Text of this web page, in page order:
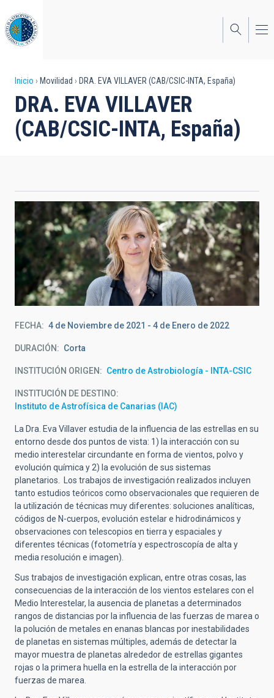
al
contenido
principal
Sobrescribir
enlaces
de
la
navegación
Inicio Movilidad DRA. EVA VILLAVER (CAB/CSIC-INTA, España)
DRA. EVA VILLAVER
(CAB/CSIC-INTA, España)
FECHA 4 de Noviembre de 2021 - 4 de Enero de 2022
DURACIÓN Corta
INSTITUCIÓN ORIGEN Centro de Astrobiología - INTA-CSIC
INSTITUCIÓN DE DESTINO
Instituto de Astrofísica de Canarias (IAC)
La Dra. Eva Villaverestudia de la influencia de las estrellas en su
entorno desde dos puntos de vista: 1) la interacción con su
medio interestelar circundante en forma de vientos, polvo y
evolución química y 2) la evolución de sus sistemas
planetarios. Los trabajos de investigación realizados incluyen
tanto estudios teóricos como observacionales que requieren de
la utilización de técnicas muy diferentes: soluciones analíticas,
códigos de N-cuerpos, evolución estelar e hidrodinámicos y
observaciones con telescopios en tierra y espaciales y
diferentes técnicas (fotometría y espectroscopía de alta y
media resolución e imagen).
Sus trabajos de investigación explican, entre otras cosas, las
consecuencias de la interacción de los vientos estelares con el
Medio Interestelar, la ausencia de planetas a determinados
rangos de distancias por la influencia de las fuerzas de marea o
la polución de metales en enanas blancas por inestabilidades
de planetas en sistemas múltiples, además de detectar la
mayor muestra de planetas alrededor de estrellas gigantes
rojas o la primera huella en la estrella de la interacción por
fuerzas de marea.